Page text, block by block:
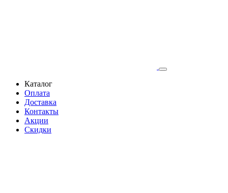
Каталог
Оплата
Доставка
Контакты
Акции
Скидки